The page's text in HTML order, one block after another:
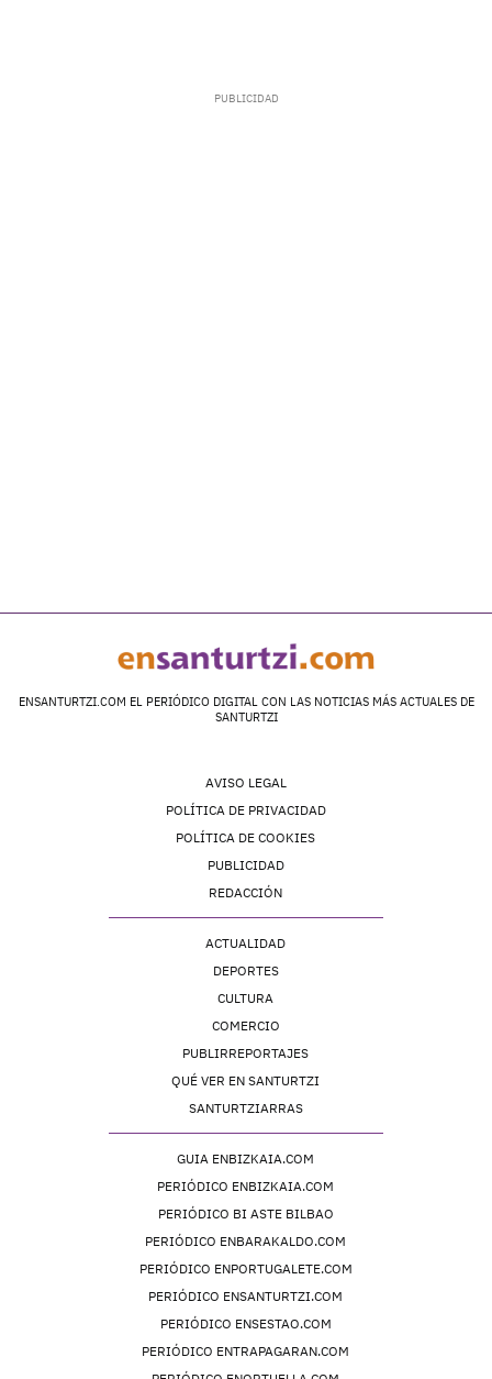
ENSANTURTZI.COM EL PERIÓDICO DIGITAL CON LAS NOTICIAS MÁS ACTUALES DE
SANTURTZI
AVISO LEGAL
POLÍTICA DE PRIVACIDAD
POLÍTICA DE COOKIES
PUBLICIDAD
REDACCIÓN
ACTUALIDAD
DEPORTES
CULTURA
COMERCIO
PUBLIRREPORTAJES
QUÉ VER EN SANTURTZI
SANTURTZIARRAS
GUIA ENBIZKAIA.COM
PERIÓDICO ENBIZKAIA.COM
PERIÓDICO BI ASTE BILBAO
PERIÓDICO ENBARAKALDO.COM
PERIÓDICO ENPORTUGALETE.COM
PERIÓDICO ENSANTURTZI.COM
PERIÓDICO ENSESTAO.COM
PERIÓDICO ENTRAPAGARAN.COM